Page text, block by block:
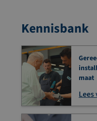
Kennisbank
maat